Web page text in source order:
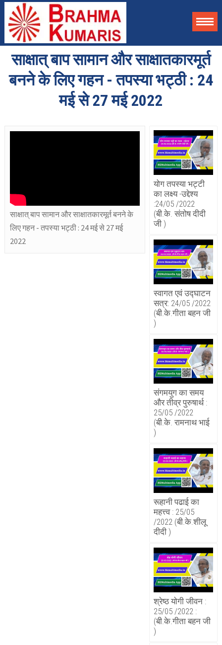
साक्षात् बाप सामान और साक्षातकारमूर्त
बनने के लिए गहन - तपस्या भट्ठी : 24
मई से 27 मई 2022
साक्षात् बाप सामान और साक्षातकारमूर्त बनने के
लिए गहन - तपस्या भट्ठी : 24 मई से 27 मई
2022
योग तपस्या भट्टी
का लक्ष्य -उद्देश्य
:24/05 /2022
(बी.के. संतोष दीदी
जी )
स्वागत एवं उद्घाटन
सत्र: 24/05 /2022
(बी.के.गीता बहन जी
)
संगमयुग का समय
और तीव्र पुरुषार्थ :
25/05 /2022
(बी.के. रामनाथ भाई
)
रूहानी पढाई का
महत्त्व : 25/05
/2022 (बी.के.शीलू
दीदी )
श्रेष्ठ योगी जीवन :
25/05 /2022 :
(बी.के.गीता बहन जी
)